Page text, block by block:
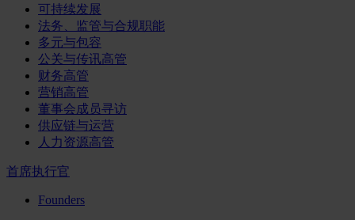
可持续发展
法务、监管与合规职能
多元与包容
公关与传讯高管
财务高管
营销高管
董事会成员寻访
供应链与运营
人力资源高管
首席执行官
Founders